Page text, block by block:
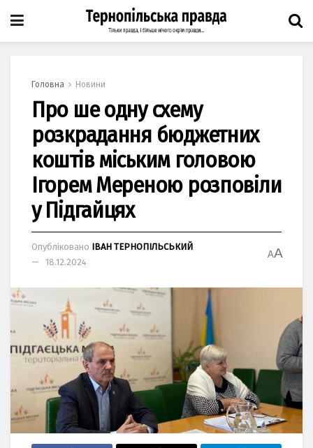
Головна Новини
Про ше одну схему
розкрадання бюджетних
коштів міським головою
Ігорем Мереною розповіли
у Підгайцях
Опубліковано ІВАН ТЕРНОПІЛЬСЬКИЙ
18.12.2024
AA